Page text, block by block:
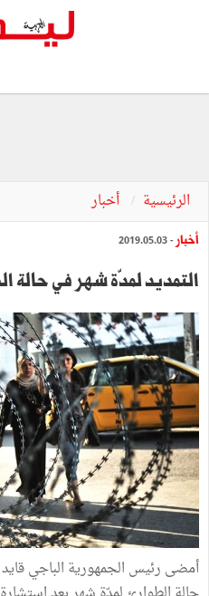
الرئيسية أخبار
أخبار - 2019.05.03
التمديد لمدّة شهر في حالة
أمضى رئيس الجمهورية الباجي